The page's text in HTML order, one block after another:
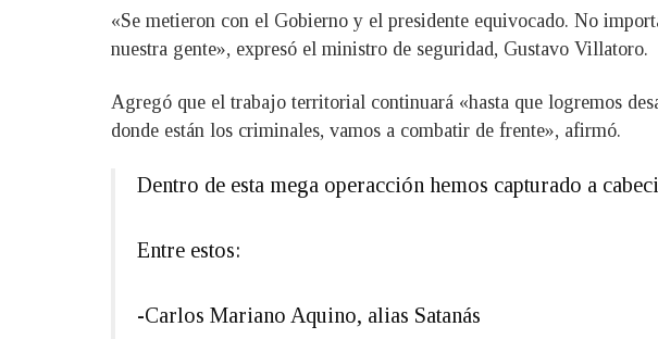
«Se metieron con el Gobierno y el presidente equivocado. No
nuestra gente», expresó el ministro de seguridad, Gustavo Villatoro.
Agregó que el trabajo territorial continuará «hasta que logremos
donde están los criminales, vamos a combatir de frente», afirmó.
Dentro de esta mega operacción hemos capturado a
Entre estos:
-Carlos Mariano Aquino, alias Satanás